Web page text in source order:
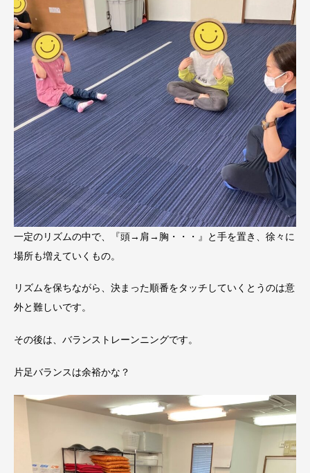
一定のリズムの中で、『頭→肩→胸・・・』と手を置き、徐々に
場所も増えていくもの。
リズムを保ちながら、決まった順番をタッチしていくとうのは意
外と難しいです。
その後は、バランストレーンニングです。
片足バランスは余裕かな？